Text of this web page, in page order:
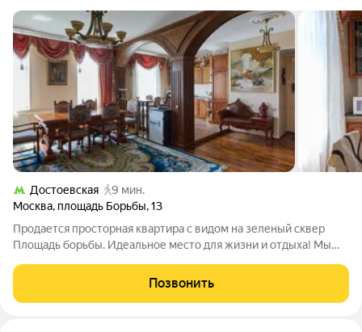
Достоевская
9 мин.
Москва, площадь Борьбы,13
Продается просторная квартира с видом на зеленый сквер
Площадь борьбы. Идеальное место для жизни и отдыха! Мы
квартиру, расположенную в Центральном административного
округе города Москвы, но вдали от
Позвонить